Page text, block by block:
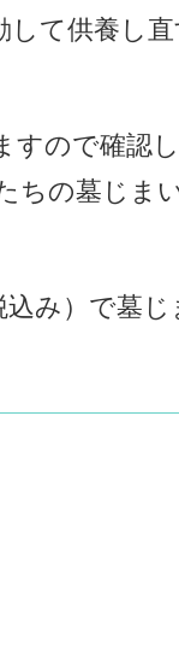
て供養し
すので確認
ちの墓じま
込み）で墓